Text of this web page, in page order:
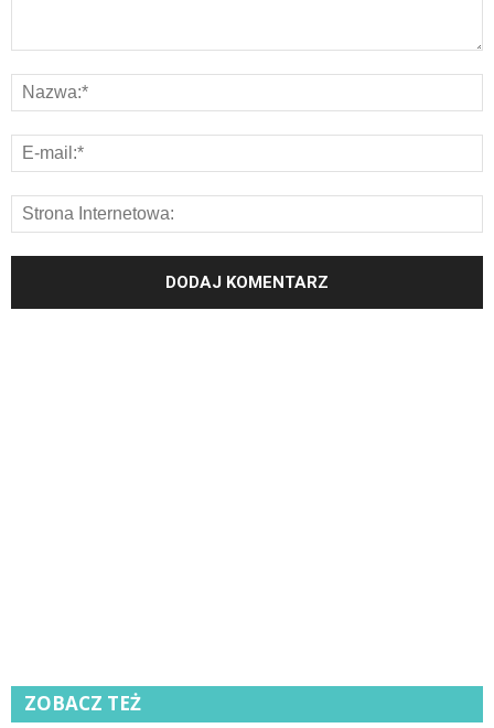
ZOBACZ TEŻ